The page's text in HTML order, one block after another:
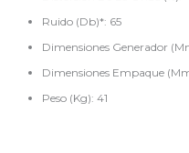
Ruido (Db)*: 65
Dimensiones Generador
Dimensiones Empaque
Peso (Kg): 41